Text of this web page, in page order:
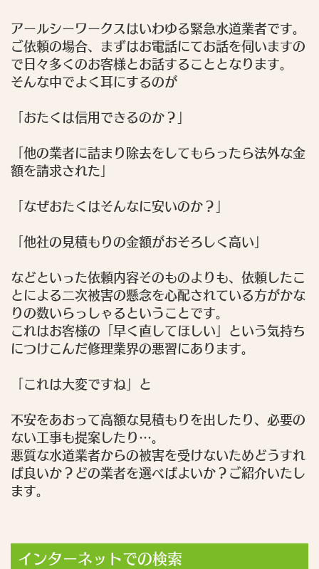
アールシーワークスはいわゆる緊急水道業者です。
ご依頼の場合、まずはお電話にてお話を伺いますの
で日々多くのお客様とお話することとなります。
そんな中でよく耳にするのが
「おたくは信用できるのか？」
「他の業者に詰まり除去をしてもらったら法外な金
額を請求された」
「なぜおたくはそんなに安いのか？」
「他社の見積もりの金額がおそろしく高い」
などといった依頼内容そのものよりも、依頼したこ
とによる二次被害の懸念を心配されている方がかな
りの数いらっしゃるということです。
これはお客様の「早く直してほしい」という気持ち
につけこんだ修理業界の悪習にあります。
「これは大変ですね」 と
不安をあおって高額な見積もりを出したり、必要の
ない工事も提案したり…。
悪質な水道業者からの被害を受けないためどうすれ
ば良いか？どの業者を選べばよいか？ご紹介いたし
ます。
インターネットでの検索